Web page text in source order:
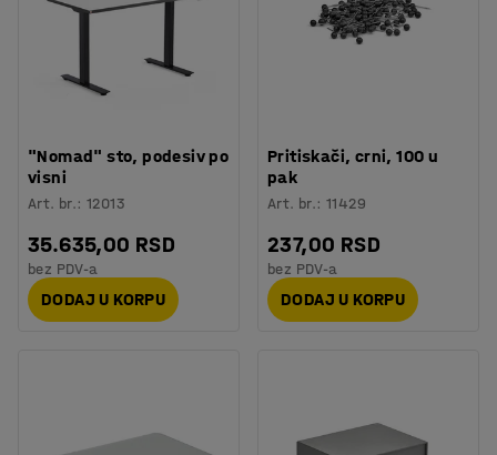
"Nomad" sto, podesiv po
visni
Art. br.:12013
35.635,00 RSD
bez PDV-a
DODAJ U KORPU
Pritiskači, crni, 100 u
pak
Art. br.:11429
237,00 RSD
bez PDV-a
DODAJ U KORPU